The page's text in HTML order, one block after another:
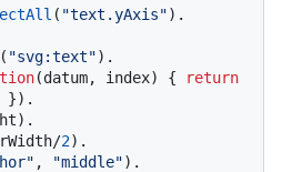
( "text.yAxis").
( "svg:text").
(datum, index) {
return
}).
2).
, "middle").